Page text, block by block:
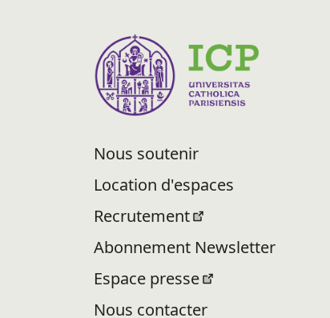
Nous soutenir
Location d'espaces
Recrutement
Abonnement Newsletter
Espace presse
Nous contacter